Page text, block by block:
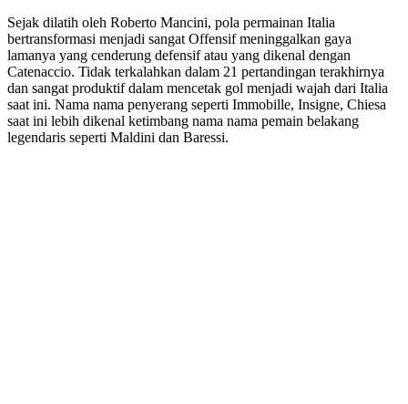
Sejak dilatih oleh Roberto Mancini, pola permainan Italia
bertransformasi menjadi sangat Offensif meninggalkan gaya
lamanya yang cenderung defensif atau yang dikenal dengan
Catenaccio. Tidak terkalahkan dalam 21 pertandingan terakhirnya
dan sangat produktif dalam mencetak gol menjadi wajah dari Italia
saat ini. Nama nama penyerang seperti Immobille, Insigne, Chiesa
saat ini lebih dikenal ketimbang nama nama pemain belakang
legendaris seperti Maldini dan Baressi.